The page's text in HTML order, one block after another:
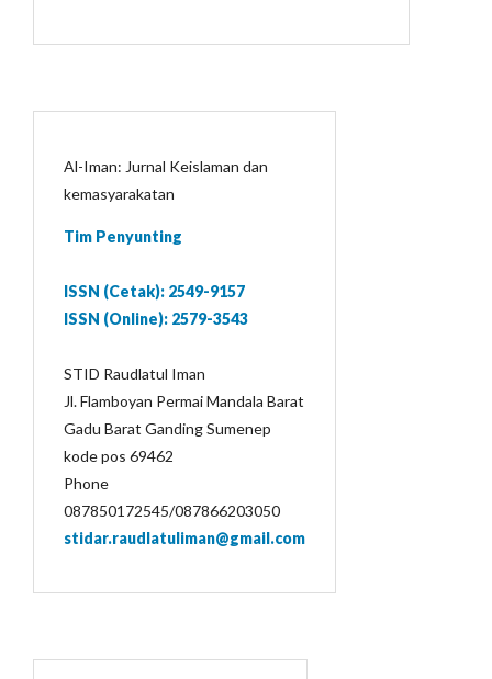
Al-Iman: Jurnal Keislaman dan
kemasyarakatan
Tim Penyunting
ISSN (Cetak): 2549-9157
ISSN (Online): 2579-3543
STID Raudlatul Iman
Jl. Flamboyan Permai Mandala Barat
Gadu Barat Ganding Sumenep
kode pos 69462
Phone
087850172545/087866203050
stidar.raudlatuliman@gmail.com